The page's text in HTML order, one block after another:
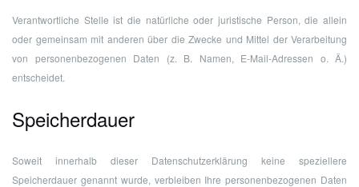
Verantwortliche Stelle ist die natürliche oder juristische Person, die allein
oder gemeinsam mit anderen über die Zwecke und Mittel der Verarbeitung
von personenbezogenen Daten (z. B. Namen, E-Mail-Adressen o. Ä.)
entscheidet.
Speicherdauer
Soweit innerhalb dieser Datenschutzerklärung keine speziellere
Speicherdauer genannt wurde, verbleiben Ihre personenbezogenen Daten